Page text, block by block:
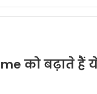
को बढ़ाते हैं